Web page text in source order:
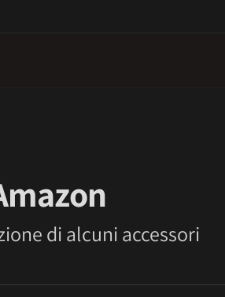
di alcuni accessori